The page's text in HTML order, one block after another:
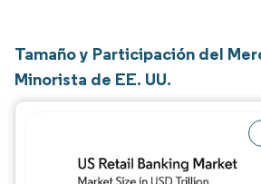
Tamaño y Participación del
Minorista de EE. UU.